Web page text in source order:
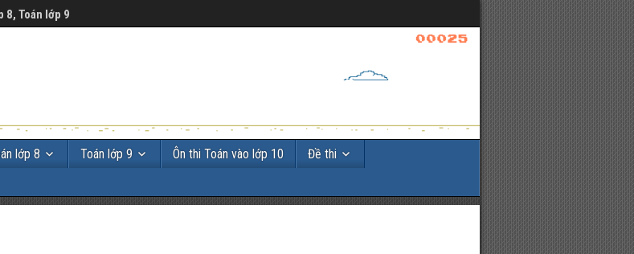
8, Toán lớp 9
lớp 8 Toán lớp 9 Ôn thi Toán vào lớp 10
Đề thi